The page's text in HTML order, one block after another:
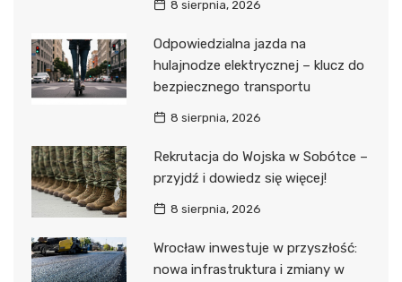
8 sierpnia, 2026
Odpowiedzialna jazda na
hulajnodze elektrycznej – klucz do
bezpiecznego transportu
8 sierpnia, 2026
Rekrutacja do Wojska w Sobótce –
przyjdź i dowiedz się więcej!
8 sierpnia, 2026
Wrocław inwestuje w przyszłość:
nowa infrastruktura i zmiany w